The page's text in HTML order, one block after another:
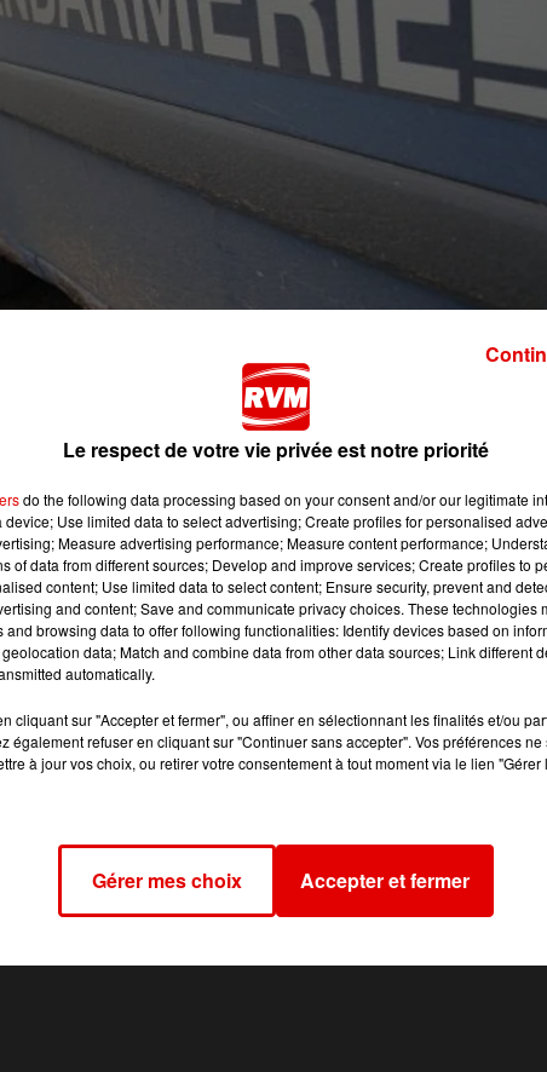
de Novy Chevrières, une voiture a percuté un camion. Il
libérer les chaussées.
à Tagnon, dans le sens Reims Rethel une
Mais la circulation (qui est réduite à une voie sur le
Le respect de votre vie privée est notre priorité
do the following data processing based on your consent and/or our legitimate
Use limited data to select advertising; Create profiles for personalised
Measure advertising performance; Measure content performance;
of data from different sources; Develop and improve services; Create profiles to
content; Use limited data to select content; Ensure security, prevent and
and content; Save and communicate privacy choices. These technologies
and browsing data to offer following functionalities: Identify devices based on
data; Match and combine data from other data sources; Link different
automatically.
cliquant sur "Accepter et fermer", ou affiner en sélectionnant les finalités et/ou
également refuser en cliquant sur "Continuer sans accepter". Vos préférences
à jour vos choix, ou retirer votre consentement à tout moment via le lien
Gérer mes choix Accepter et fermer